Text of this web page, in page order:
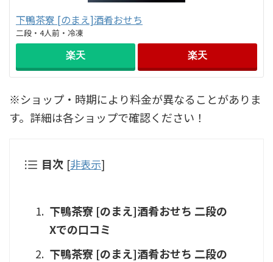
下鴨茶寮 [のまえ]酒肴おせち
二段・4人前・冷凍
楽天 楽天
※ショップ・時期により料金が異なることがありま
す。詳細は各ショップで確認ください！
目次 [非表示]
下鴨茶寮 [のまえ]酒肴おせち 二段の
Xでの口コミ
下鴨茶寮 [のまえ]酒肴おせち 二段の